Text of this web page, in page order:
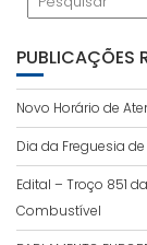
PUBLICAÇÕES
Novo Horário de
Dia da Freguesia
Edital – Troço 851
Combustível